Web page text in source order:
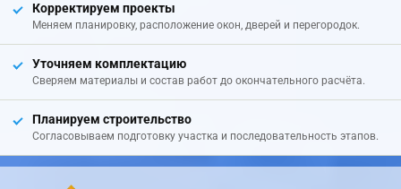
Корректируем проекты
Меняем планировку, расположение окон, дверей и перегородок.
Уточняем комплектацию
Сверяем материалы и состав работ до окончательного расчёта.
Планируем строительство
Согласовываем подготовку участка и последовательность этапов.